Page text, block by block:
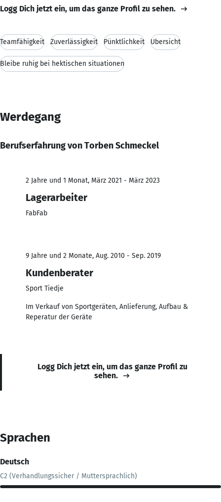
Logg Dich jetzt ein, um das ganze Profil zu sehen.
Teamfähigkeit Zuverlässigkeit Pünktlichkeit Übersicht
Bleibe ruhig bei hektischen situationen
Werdegang
Berufserfahrung von Torben Schmeckel
2 Jahre und 1 Monat, März 2021 - März 2023
Lagerarbeiter
FabFab
9 Jahre und 2 Monate, Aug. 2010 - Sep. 2019
Kundenberater
Sport Tiedje
Im Verkauf von Sportgeräten, Anlieferung, Aufbau &
Reperatur der Geräte
Logg Dich jetzt ein, um das ganze Profil zu
sehen.
Sprachen
Deutsch
C2 (Verhandlungssicher / Muttersprachlich)